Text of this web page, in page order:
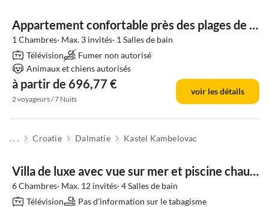
Appartement confortable près des plages de Pag
1 Chambres· Max. 3 invités· 1 Salles de bain
Télévision
Fumer non autorisé
Animaux et chiens autorisés
à partir de 696,77 €
2 voyageurs / 7 Nuits
voir les détails
. . . Croatie Dalmatie Kastel Kambelovac
Villa de luxe avec vue sur mer et piscine chauffée
6 Chambres· Max. 12 invités· 4 Salles de bain
Télévision
Pas d'information sur le tabagisme